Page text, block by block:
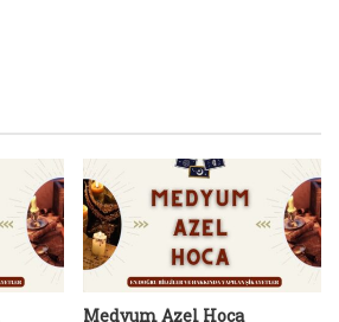
Medyum Azel Hoca